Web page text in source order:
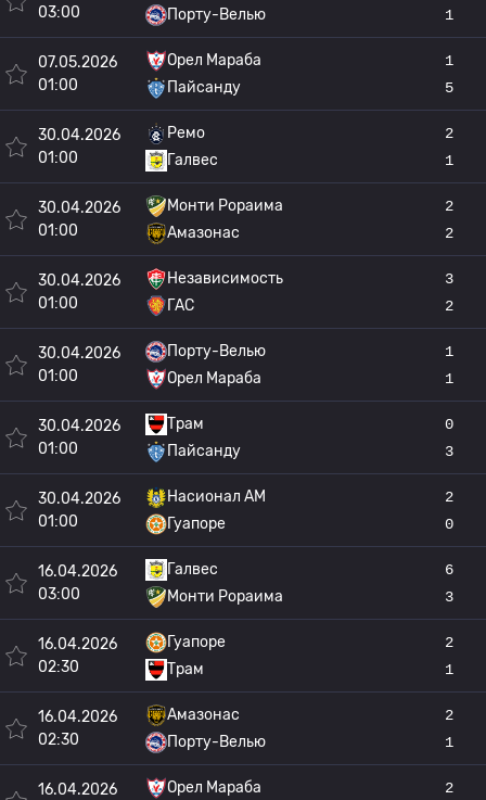
03:00
Порту-Велью
1
07.05.2026
01:00
Орел Мараба
Пайсанду
1
5
30.04.2026
01:00
Ремо
Галвес
2
1
30.04.2026
01:00
Монти Рораима
Амазонас
2
2
30.04.2026
01:00
Независимость
ГАС
3
2
30.04.2026
01:00
Порту-Велью
Орел Мараба
1
1
30.04.2026
01:00
Трам
Пайсанду
0
3
30.04.2026
01:00
Насионал АМ
Гуапоре
2
0
16.04.2026
03:00
Галвес
Монти Рораима
6
3
16.04.2026
02:30
Гуапоре
Трам
2
1
16.04.2026
02:30
Амазонас
Порту-Велью
2
1
16.04.2026
Орел Мараба
2